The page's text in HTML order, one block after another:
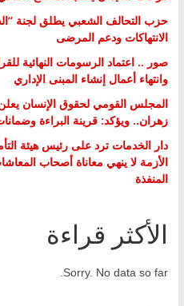
حزب التحالف الشعبي يطلق لجنة
الانتهاكات ودعم المرضى
صور .. اعتماد الرسومات النهائية
وانتهاء أعمال إنشاء المبنى الإداري
المجلس القومي لحقوق الإنسان
زهران.. ويؤكد: قرينة البراءة
دار الخدمات ترد على رئيس هيئة
الأزمة لا ينهي معاناة أصحاب
المنفذة
الأكثر قراءة
Sorry. No data so far.